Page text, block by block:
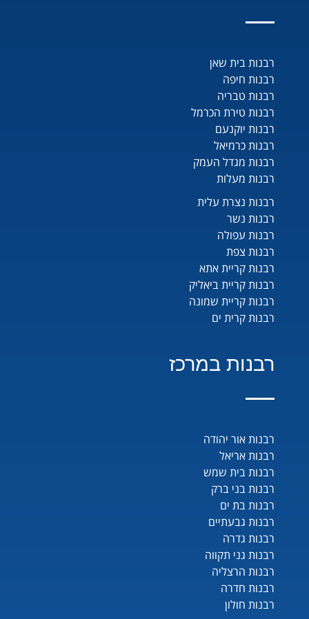
רבנות בית שאן
רבנות חיפה
רבנות טבריה
רבנות טירת הכרמל
רבנות יוקנעם
רבנות כרמיאל
רבנות מגדל העמק
רבנות מעלות
רבנות נצרת עלית
רבנות נשר
רבנות עפולה
רבנות צפת
רבנות קריית אתא
רבנות קריית ביאליק
רבנות קריית שמונה
רבנות קרית ים
רבנות במרכז
רבנות אור יהודה
רבנות אריאל
רבנות בית שמש
רבנות בני ברק
רבנות בת ים
רבנות גבעתיים
רבנות גדרה
רבנות גני תקווה
רבנות הרצליה
רבנות חדרה
רבנות חולון